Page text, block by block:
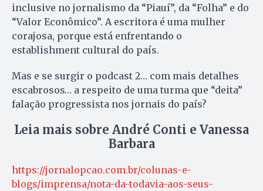
inclusive no jornalismo da “Piauí”, da “Folha” e do
“Valor Econômico”. A escritora é uma mulher
corajosa, porque está enfrentando o
establishment cultural do país.
Mas e se surgir o podcast 2… com mais detalhes
escabrosos… a respeito de uma turma que “deita”
falação progressista nos jornais do país?
Leia mais sobre André Conti e Vanessa
Barbara
https://jornalopcao.com.br/colunas-e-
blogs/imprensa/nota-da-todavia-aos-seus-